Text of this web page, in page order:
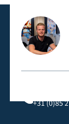
+31 (0)85